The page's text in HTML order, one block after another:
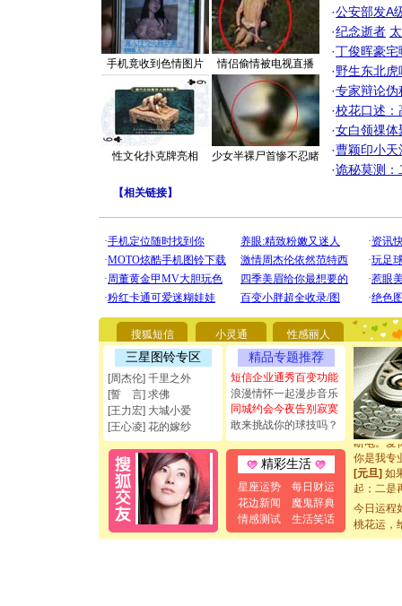
手机竟收到色情图片 情侣偷情被电视直播
性文化扑克牌亮相 少女半裸尸首惨不忍睹
·公安部发A
·纪念逝者
·丁俊晖豪
·野生东北
·专家辩论伪
·校花口述：
·女白领祼体
·曹颖印小天
·诡秘莫测：
【相关链接】
搜狐短信 小灵通 性感丽人
三星图铃专区
[周杰伦] 千里之外
[誓 言] 求佛
[王力宏] 大城小爱
[王心凌] 花的嫁纱
精品专题推荐
短信企业通秀百变功能
浪漫情怀一起漫步音乐
同城约会今夜告别寂寞
敢来挑战你的球技吗？
精彩生活
星座运势
每日财运
花边新闻
魔鬼辞典
情感测试
生活笑话
[圣诞节]
你太多，
要平安
[圣诞节]
能正大光
都要快乐
[圣诞节]
如意,快
[元旦]看
断电。爱
你是我专
[元旦]如
起；二是
[元旦]当
泣，这痛
今日运程
桃花运，